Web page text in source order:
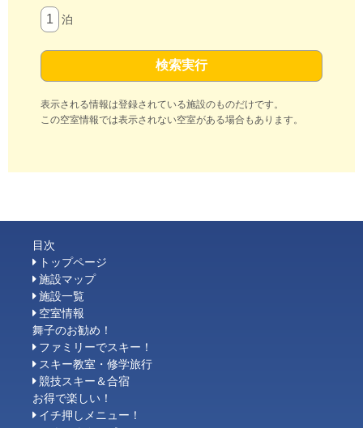
泊
表示される情報は登録されている施設のものだけです。
この空室情報では表示されない空室がある場合もあります。
目次
トップページ
施設マップ
施設一覧
空室情報
舞子のお勧め！
ファミリーでスキー！
スキー教室・修学旅行
競技スキー＆合宿
お得で楽しい！
イチ押しメニュー！